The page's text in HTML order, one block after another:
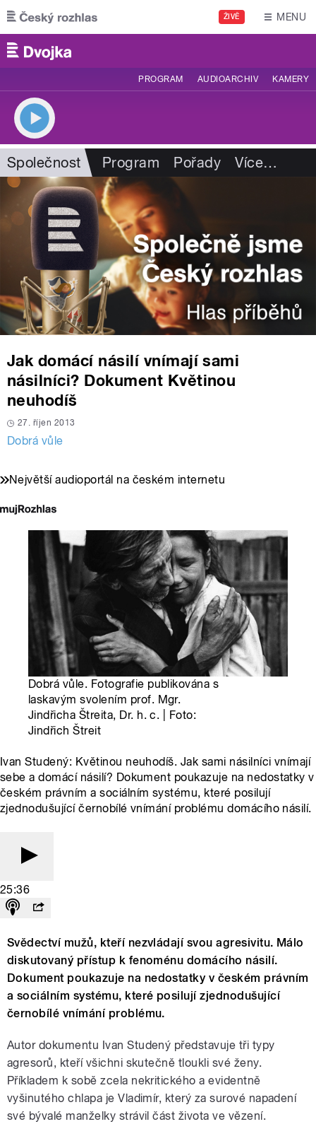
Přejít k hlavnímu obsahu
ŽIVĚ MENU
PROGRAM AUDIOARCHIV KAMERY
Společnost Program Pořady Více…
Jak domácí násilí vnímají sami
násilníci? Dokument Květinou
neuhodíš
27. říjen 2013
Dobrá vůle
Největší audioportál na českém internetu
Dobrá vůle. Fotografie publikována s
laskavým svolením prof. Mgr.
Jindřicha Štreita, Dr. h. c. | Foto:
Jindřich Štreit
Ivan Studený: Květinou neuhodíš. Jak sami násilníci vnímají
sebe a domácí násilí? Dokument poukazuje na nedostatky v
českém právním a sociálním systému, které posilují
zjednodušující černobílé vnímání problému domácího násilí.
25:36
Svědectví mužů, kteří nezvládají svou agresivitu. Málo
diskutovaný přístup k fenoménu domácího násilí.
Dokument poukazuje na nedostatky v českém právním
a sociálním systému, které posilují zjednodušující
černobílé vnímání problému.
Autor dokumentu Ivan Studený představuje tři typy
agresorů, kteří všichni skutečně tloukli své ženy.
Příkladem k sobě zcela nekritického a evidentně
vyšinutého chlapa je Vladimír, který za surové napadení
své bývalé manželky strávil část života ve vězení.